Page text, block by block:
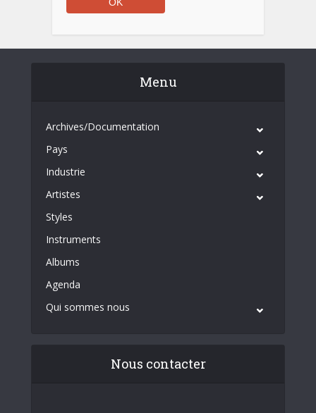
Menu
Archives/Documentation
Pays
Industrie
Artistes
Styles
Instruments
Albums
Agenda
Qui sommes nous
Nous contacter